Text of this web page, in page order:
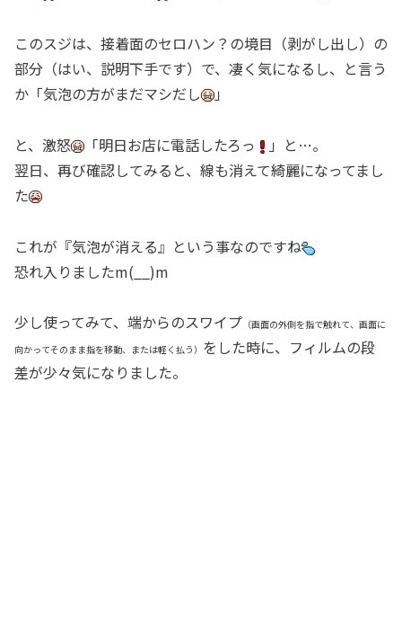
このスジは、接着面のセロハン？の境目（剥がし出し）の
部分（はい、説明下手です）で、凄く気になるし、と言う
か「気泡の方がまだマシだし
」
と、激怒 「明日お店に電話したろっ
」と…。
翌日、再び確認してみると、線も消えて綺麗になってまし
た
これが『気泡が消える』という事なのですね
恐れ入りましたm(__)m
少し使ってみて、端からのスワイプ （画面の外側を指で触れて、画面に
向かってそのまま指を移動、または軽く払う） をした時に、フィルムの段
差が少々気になりました。